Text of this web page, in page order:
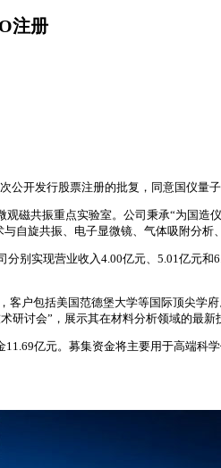
注册
开发行股票注册的批复，同意国仪量
磁共振重点实验室。公司秉承“为国
自旋共振、电子显微镜、气体吸附分析
别实现营业收入4.00亿元、5.01亿元
户包括美国范德堡大学等国际顶尖
研讨会”，展示其在材料分析领域的最新
亿元。募集资金将主要用于高端